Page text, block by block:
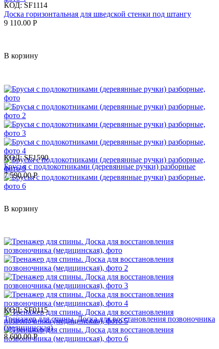
КОД: SF1114
Доска горизонтальная для шведской стенки под штангу
9 110.00 Р
В корзину
КОД: SF1590
Брусья с подлокотниками (деревянные ручки) разборные
7 590.00 Р
В корзину
КОД: SF0115
Тренажер для спины. Доска для восстановления позвоночника
(медицинская)
8 600.00 Р